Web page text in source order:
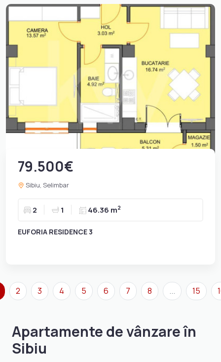
79.500€
Sibiu, Selimbar
2 1 46.36 m2
EUFORIA RESIDENCE 3
2 3 4 5 6 7 8 ... 15
Apartamente de vânzare în
Sibiu